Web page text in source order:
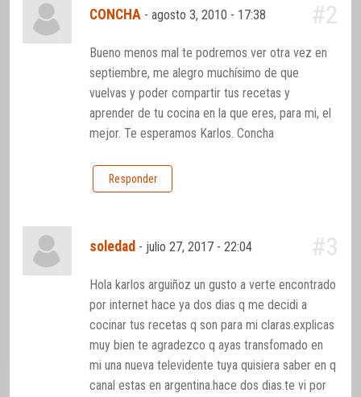
CONCHA -agosto 3, 2010 - 17:38 #2
Bueno menos mal te podremos ver otra vez en
septiembre, me alegro muchísimo de que
vuelvas y poder compartir tus recetas y
aprender de tu cocina en la que eres, para mi, el
mejor. Te esperamos Karlos. Concha
Responder
soledad - julio 27, 2017 - 22:04 #3
Hola karlos arguiñoz un gusto a verte encontrado
por internet hace ya dos dias q me decidi a
cocinar tus recetas q son para mi claras.explicas
muy bien te agradezco q ayas transfomado en
mi una nueva televidente tuya quisiera saber en q
canal estas en argentina.hace dos dias.te vi por